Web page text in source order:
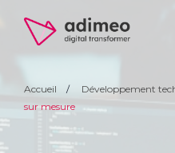
Accueil Développement
sur mesure